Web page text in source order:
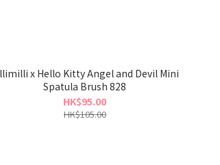
x Hello Kitty Angel and Devil Mini
Spatula Brush 828
HK$95.00
HK$105.00